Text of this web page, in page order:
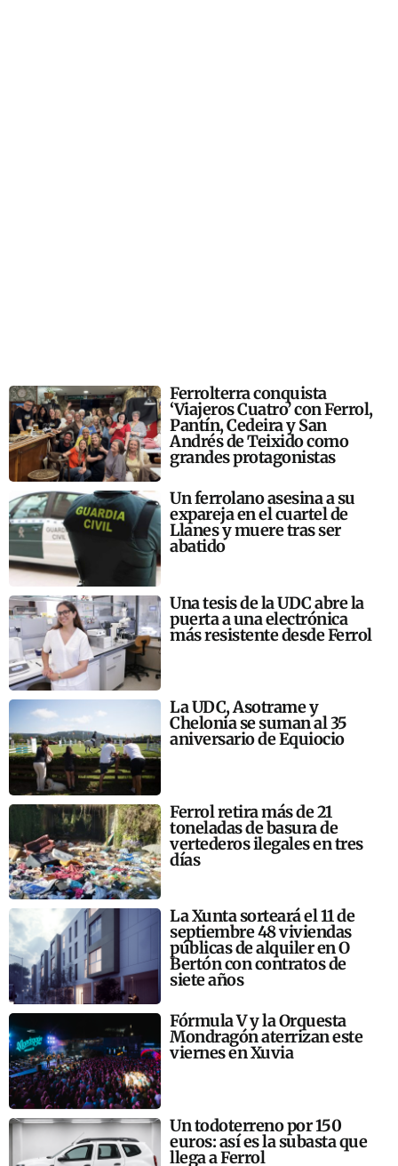
Ferrolterra conquista
‘Viajeros Cuatro’ con Ferrol,
Pantín, Cedeira y San
Andrés de Teixido como
grandes protagonistas
Un ferrolano asesina a su
expareja en el cuartel de
Llanes y muere tras ser
abatido
Una tesis de la UDC abre la
puerta a una electrónica
más resistente desde Ferrol
La UDC, Asotrame y
Chelonia se suman al 35
aniversario de Equiocio
Ferrol retira más de 21
toneladas de basura de
vertederos ilegales en tres
días
La Xunta sorteará el 11 de
septiembre 48 viviendas
públicas de alquiler en O
Bertón con contratos de
siete años
Fórmula V y la Orquesta
Mondragón aterrizan este
viernes en Xuvia
Un todoterreno por 150
euros: así es la subasta que
llega a Ferrol